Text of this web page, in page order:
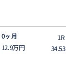
0ヶ月
12.9万円
1R